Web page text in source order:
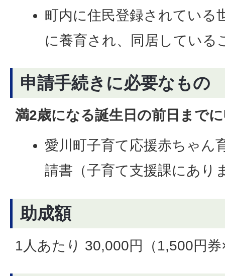
町内に住民登録されている
に養育され、同居している
申請手続きに必要なもの
満2歳になる誕生日の前日まで
愛川町子育て応援赤ちゃん
請書（子育て支援課にあり
助成額
1人あたり 30,000円（1,500円